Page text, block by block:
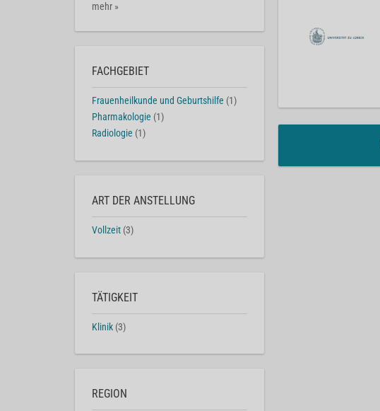
mehr »
FACHGEBIET
Frauenheilkunde und Geburtshilfe (1)
Pharmakologie (1)
Radiologie (1)
ART DER ANSTELLUNG
Vollzeit (3)
TÄTIGKEIT
Klinik (3)
REGION